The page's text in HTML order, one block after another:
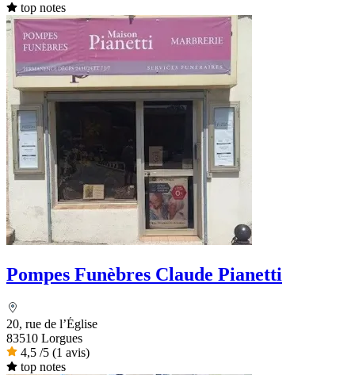
top notes
Pompes Funèbres Claude Pianetti
20, rue de l’Église
83510 Lorgues
4,5 /5 (1 avis)
top notes